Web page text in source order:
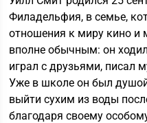
Филадельфия, в семье,
отношения к миру кино и
вполне обычным: он
играл с друзьями, писал
Уже в школе он был
выйти сухим из воды
благодаря своему